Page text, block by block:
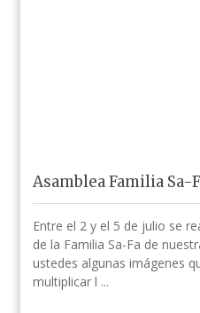
Asamblea Familia Sa-
Entre el 2 y el 5 de julio se
de la Familia Sa-Fa de
ustedes algunas imágenes
multiplicar l ...